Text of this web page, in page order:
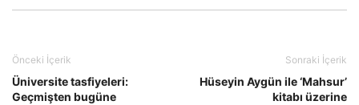
Önceki İçerik
Üniversite tasfiyeleri:
Geçmişten bugüne
Sonraki İçerik
Hüseyin Aygün ile ‘Mahsur’
kitabı üzerine